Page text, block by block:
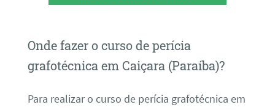
Onde fazer o curso de perícia
grafotécnica em Caiçara (Paraíba)?
Para realizar o curso de perícia grafotécnica em